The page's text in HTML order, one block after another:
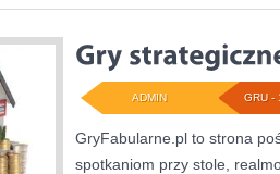
GRU -
ADMIN
GryFabularne.pl to strona
spotkaniom przy stole,